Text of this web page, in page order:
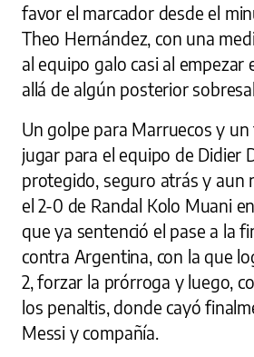
favor el marcador desde el
Theo Hernández, con una
al equipo galo casi al empezar
allá de algún posterior
Un golpe para Marruecos y
jugar para el equipo de Didier
protegido, seguro atrás y aun
el 2-0 de Randal Kolo Muani
que ya sentenció el pase a la
contra Argentina, con la que
2, forzar la prórroga y luego,
los penaltis, donde cayó
Messi y compañía.